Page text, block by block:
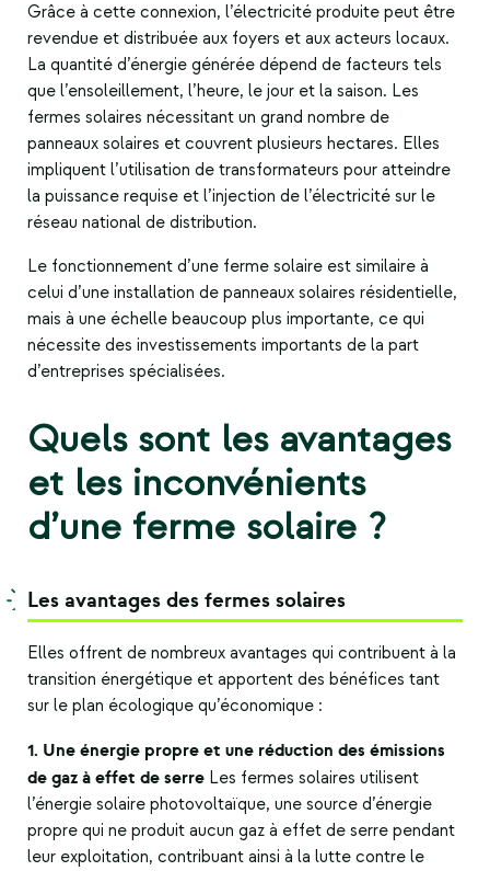
Grâce à cette connexion, l’électricité produite peut être
revendue et distribuée aux foyers et aux acteurs locaux.
La quantité d’énergie générée dépend de facteurs tels
que l’ensoleillement, l’heure, le jour et la saison. Les
fermes solaires nécessitant un grand nombre de
panneaux solaires et couvrent plusieurs hectares. Elles
impliquent l’utilisation de transformateurs pour atteindre
la puissance requise et l’injection de l’électricité sur le
réseau national de distribution.
Le fonctionnement d’une ferme solaire est similaire à
celui d’une installation de panneaux solaires résidentielle,
mais à une échelle beaucoup plus importante, ce qui
nécessite des investissements importants de la part
d’entreprises spécialisées.
Quels sont les avantages
et les inconvénients
d’une ferme solaire ?
Les avantages des fermes solaires
Elles offrent de nombreux avantages qui contribuent à la
transition énergétique et apportent des bénéfices tant
sur le plan écologique qu’économique :
1. Une énergie propre et une réduction des émissions
de gaz à effet de serre Les fermes solaires utilisent
l’énergie solaire photovoltaïque, une source d’énergie
propre qui ne produit aucun gaz à effet de serre pendant
leur exploitation, contribuant ainsi à la lutte contre le